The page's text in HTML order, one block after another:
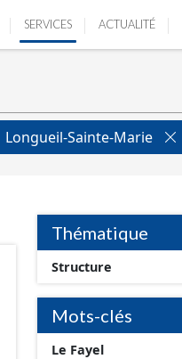
SERVICES ACTUALITÉ
Longueil-Sainte-Marie
Thématique
Structure
Mots-clés
Le Fayel